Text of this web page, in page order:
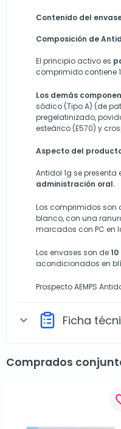
Contenido del
Composición de
El principio activo es
comprimido contiene
Los demás
sódico (Tipo A) (de
pregelatinizado,
esteárico (E570) y
Aspecto del
Antidol 1g se
administración oral.
Los comprimidos son
blanco, con una
marcados con PC en
Los envases son de
acondicionados en
Prospecto AEMPS
expand_more Ficha
Comprados